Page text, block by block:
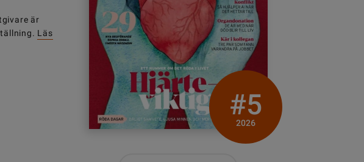
är
Läs
#5
2026